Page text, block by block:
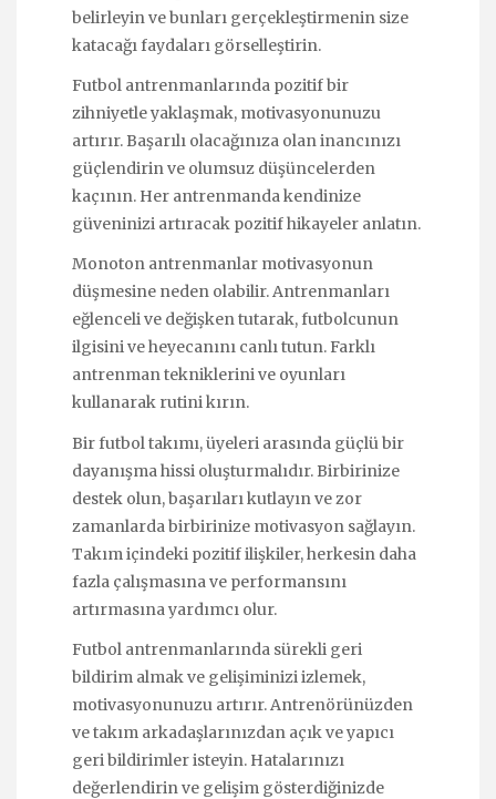
belirleyin ve bunları gerçekleştirmenin size
katacağı faydaları görselleştirin.
Futbol antrenmanlarında pozitif bir
zihniyetle yaklaşmak, motivasyonunuzu
artırır. Başarılı olacağınıza olan inancınızı
güçlendirin ve olumsuz düşüncelerden
kaçının. Her antrenmanda kendinize
güveninizi artıracak pozitif hikayeler anlatın.
Monoton antrenmanlar motivasyonun
düşmesine neden olabilir. Antrenmanları
eğlenceli ve değişken tutarak, futbolcunun
ilgisini ve heyecanını canlı tutun. Farklı
antrenman tekniklerini ve oyunları
kullanarak rutini kırın.
Bir futbol takımı, üyeleri arasında güçlü bir
dayanışma hissi oluşturmalıdır. Birbirinize
destek olun, başarıları kutlayın ve zor
zamanlarda birbirinize motivasyon sağlayın.
Takım içindeki pozitif ilişkiler, herkesin daha
fazla çalışmasına ve performansını
artırmasına yardımcı olur.
Futbol antrenmanlarında sürekli geri
bildirim almak ve gelişiminizi izlemek,
motivasyonunuzu artırır. Antrenörünüzden
ve takım arkadaşlarınızdan açık ve yapıcı
geri bildirimler isteyin. Hatalarınızı
değerlendirin ve gelişim gösterdiğinizde